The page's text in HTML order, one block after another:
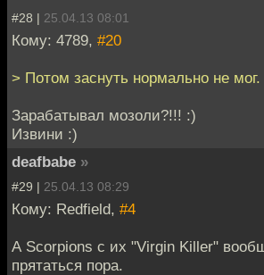
#28 | 25.04.13 08:01
Кому: 4789, #20
> Потом заснуть нормально не мог.
Зарабатывал мозоли?!!! :)
Извини :)
deafbabe »
#29 | 25.04.13 08:29
Кому: Redfield, #4
А Scorpions с их "Virgin Killer"
прятаться пора.